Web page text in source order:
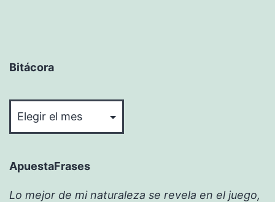
Bitácora
ApuestaFrases
Lo mejor de mi naturaleza se revela en el juego,